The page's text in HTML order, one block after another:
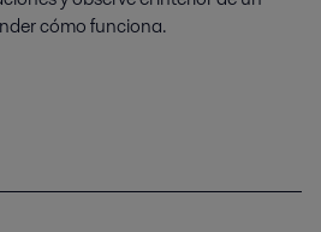
cómo funciona.